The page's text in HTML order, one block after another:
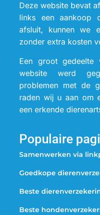
Deze website bevat
links een aankoop
afsluit, kunnen we
zonder extra kosten
Een groot
website werd
problemen met de
raden wij u aan om
een erkende
Populaire
Samenwerken via
Goedkope
Beste
Beste